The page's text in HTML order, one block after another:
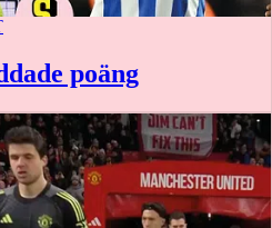
poäng